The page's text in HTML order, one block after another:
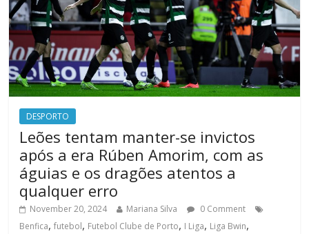
DESPORTO
Leões tentam manter-se invictos
após a era Rúben Amorim, com as
águias e os dragões atentos a
qualquer erro
November 20, 2024 Mariana Silva
0 Comment
Benfica,futebol, Futebol Clube de Porto, I Liga, Liga Bwin,